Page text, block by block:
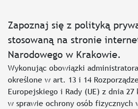
Zapoznaj się z polityką
stosowaną na stronie
Narodowego w Krakowie.
Wykonując obowiązki
określone w art. 13 i 14
Europejskiego i Rady (UE) z dnia
w sprawie ochrony osób fizycznych